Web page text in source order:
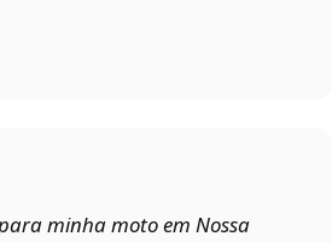
minha moto em Nossa